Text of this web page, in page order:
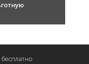
бесплатно